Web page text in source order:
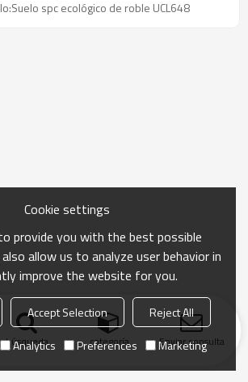
spc ecológico de roble UCL648
búsqueda categoría Enviar consulta
Cookie settings
provide you with the best possible
allow us to analyze user behavior in
improve the website for you.
Accept Selection
Reject All
Analytics Preferences Marketing